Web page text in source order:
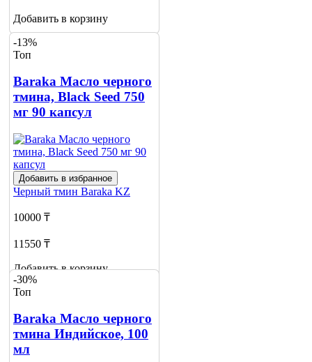
Добавить в корзину
-13%
Топ
Baraka Масло черного
тмина, Black Seed 750
мг 90 капсул
Добавить в избранное
Черный тмин Baraka KZ
10000 ₸
11550 ₸
Добавить в корзину
-30%
Топ
Baraka Масло черного
тмина Индийское, 100
мл